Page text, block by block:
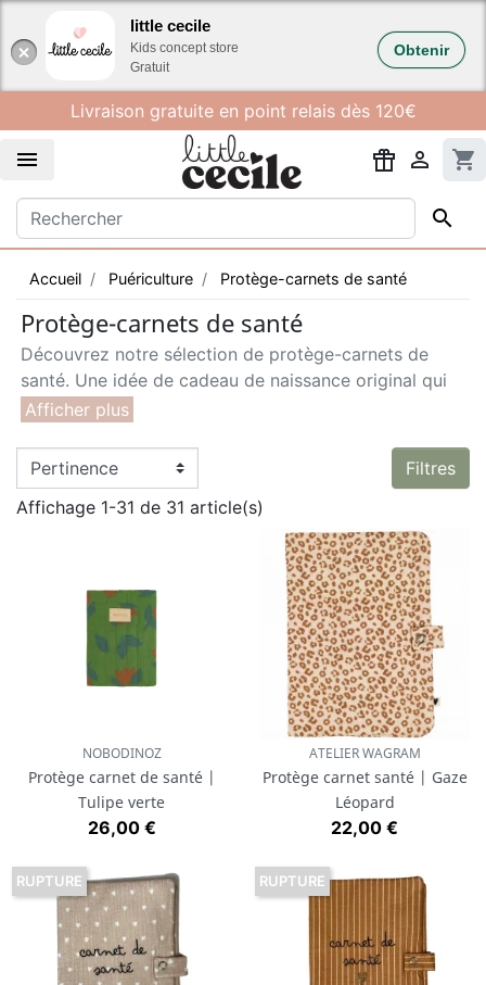
little cecile
Kids concept store
Gratuit
Obtenir
Livraison gratuite en point relais dès 120€
  shopping_cart

Accueil Puériculture Protège-carnets de santé
Protège-carnets de santé
Découvrez notre sélection de protège-carnets de
santé. Une idée de cadeau de naissance original qui
suivra votre petit bout à tous ses rendez-vous
Filtres
Affichage 1-31 de 31 article(s)
NOBODINOZ
Protège carnet de santé |
Tulipe verte
Prix
26,00 €
ATELIER WAGRAM
Protège carnet santé | Gaze
Léopard
Prix
22,00 €
RUPTURE RUPTURE